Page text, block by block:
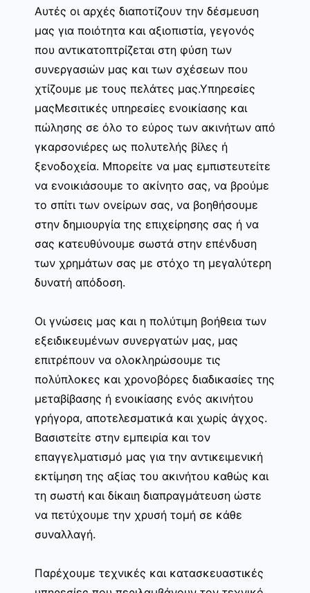
Αυτές οι αρχές διαποτίζουν την δέσμευση
μας για ποιότητα και αξιοπιστία, γεγονός
που αντικατοπτρίζεται στη φύση των
συνεργασιών μας και των σχέσεων που
χτίζουμε με τους πελάτες μας.Υπηρεσίες
μαςΜεσιτικές υπηρεσίες ενοικίασης και
πώλησης σε όλο το εύρος των ακινήτων από
γκαρσονιέρες ως πολυτελής βίλες ή
ξενοδοχεία. Μπορείτε να μας εμπιστευτείτε
να ενοικιάσουμε το ακίνητο σας, να βρούμε
το σπίτι των ονείρων σας, να βοηθήσουμε
στην δημιουργία της επιχείρησης σας ή να
σας κατευθύνουμε σωστά στην επένδυση
των χρημάτων σας με στόχο τη μεγαλύτερη
δυνατή απόδοση.
Οι γνώσεις μας και η πολύτιμη βοήθεια των
εξειδικευμένων συνεργατών μας, μας
επιτρέπουν να ολοκληρώσουμε τις
πολύπλοκες και χρονοβόρες διαδικασίες της
μεταβίβασης ή ενοικίασης ενός ακινήτου
γρήγορα, αποτελεσματικά και χωρίς άγχος.
Βασιστείτε στην εμπειρία και τον
επαγγελματισμό μας για την αντικειμενική
εκτίμηση της αξίας του ακινήτου καθώς και
τη σωστή και δίκαιη διαπραγμάτευση ώστε
να πετύχουμε την χρυσή τομή σε κάθε
συναλλαγή.
Παρέχουμε τεχνικές και κατασκευαστικές